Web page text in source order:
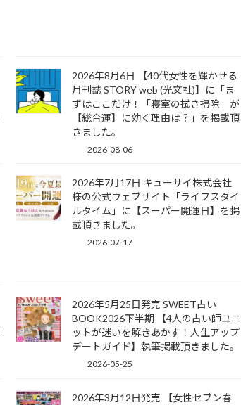
2026年8月6日 【40代女性を輝かせる
月刊誌 STORY web (光文社)】に「ま
ずはここだけ！「寝室の拭き掃除」が
【総合運】に効く理由は？」を掲載頂
きました。
2026-08-06
2026年7月17日 キューサイ株式会社
様の公式ウェブサイト「ライフスタイ
ルタイム」に【スーパー開運日】を掲
載頂きました。
2026-07-17
2026年5月25日発売 SWEET占い
BOOK2026下半期 【4人の占い師ユニ
ットが迷いを解きあかす！人生アップ
デートガイド】執筆掲載頂きました。
2026-05-25
2026年3月12日発売 【女性セブン春